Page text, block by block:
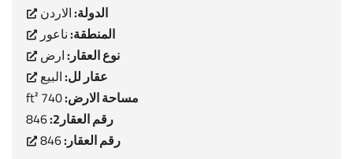
الدولة:الاردن
المنطقة:ناعور
نوع العقار:ارض
عقار لل:البيع
مساحة الارض:740 ft²
رقم العقار2: 846
رقم العقار:846